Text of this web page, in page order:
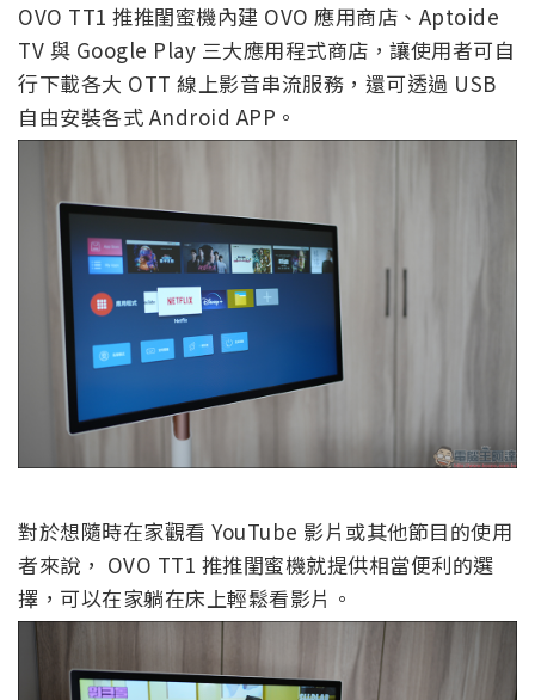
OVO TT1 推推閨蜜機內建 OVO 應用商店、Aptoide
TV 與 Google Play 三大應用程式商店，讓使用者可自
行下載各大 OTT 線上影音串流服務，還可透過 USB
自由安裝各式 Android APP。
對於想隨時在家觀看 YouTube 影片或其他節目的使用
者來說， OVO TT1 推推閨蜜機就提供相當便利的選
擇，可以在家躺在床上輕鬆看影片。